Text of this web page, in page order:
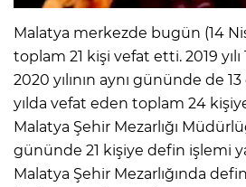
Malatya merkezde bugün (14
toplam 21 kişi vefat etti. 2019
2020 yılının aynı gününde de
yılda vefat eden toplam 24
Malatya Şehir Mezarlığı
gününde 21 kişiye defin işlemi
Malatya Şehir Mezarlığında